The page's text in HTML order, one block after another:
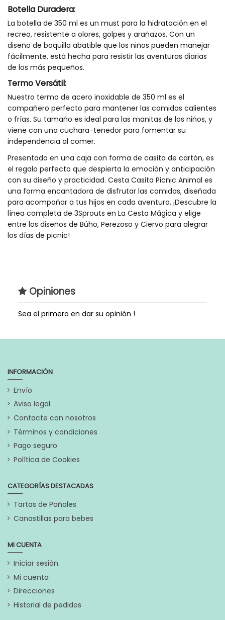
Botella Duradera:
La botella de 350 ml es un must para la hidratación en el
recreo, resistente a olores, golpes y arañazos. Con un
diseño de boquilla abatible que los niños pueden manejar
fácilmente, está hecha para resistir las aventuras diarias
de los más pequeños.
Termo Versátil:
Nuestro termo de acero inoxidable de 350 ml es el
compañero perfecto para mantener las comidas calientes
o frías. Su tamaño es ideal para las manitas de los niños, y
viene con una cuchara-tenedor para fomentar su
independencia al comer.
Presentado en una caja con forma de casita de cartón, es
el regalo perfecto que despierta la emoción y anticipación
con su diseño y practicidad. Cesta Casita Picnic Animal es
una forma encantadora de disfrutar las comidas, diseñada
para acompañar a tus hijos en cada aventura. ¡Descubre la
línea completa de 3Sprouts en La Cesta Mágica y elige
entre los diseños de Búho, Perezoso y Ciervo para alegrar
los días de picnic!
Estilo de Regalo
Referencia CCPA100
Opiniones
Sea el primero en dar su opinión !
INFORMACIÓN
Envío
Aviso legal
Contacte con nosotros
Términos y condiciones
Pago seguro
Política de Cookies
CATEGORÍAS DESTACADAS
Tartas de Pañales
Canastillas para bebes
MI CUENTA
Iniciar sesión
Mi cuenta
Direcciones
Historial de pedidos